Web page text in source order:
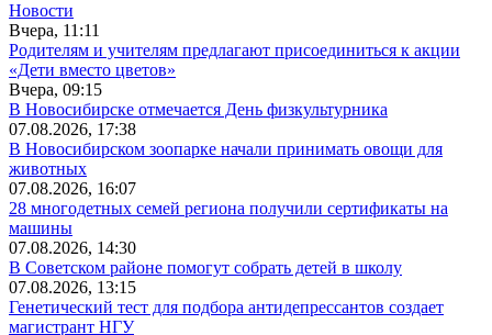
Новости
Вчера, 11:11
Родителям и учителям предлагают присоединиться к акции
«Дети вместо цветов»
Вчера, 09:15
В Новосибирске отмечается День физкультурника
07.08.2026, 17:38
В Новосибирском зоопарке начали принимать овощи для
животных
07.08.2026, 16:07
28 многодетных семей региона получили сертификаты на
машины
07.08.2026, 14:30
В Советском районе помогут собрать детей в школу
07.08.2026, 13:15
Генетический тест для подбора антидепрессантов создает
магистрант НГУ